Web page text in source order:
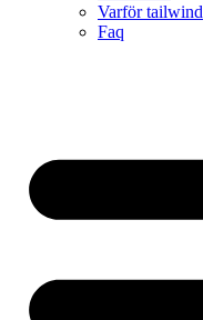
Varför tailwind
Faq